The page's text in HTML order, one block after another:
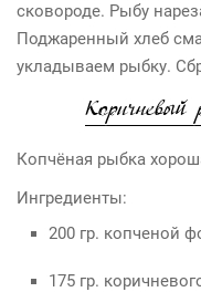
сковороде. Рыбу
Поджаренный хлеб
укладываем рыбку.
Коричневый
Копчёная рыбка
Ингредиенты:
200 гр. копченой
175 гр.